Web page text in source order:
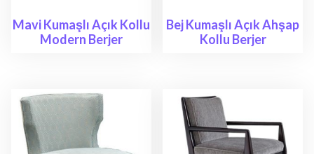
Mavi Kumaşlı Açık Kollu
Modern Berjer
Bej Kumaşlı Açık Ahşap
Kollu Berjer